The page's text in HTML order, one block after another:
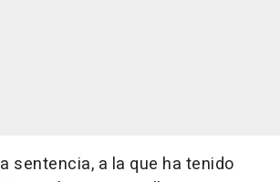
sentencia, a la que ha tenido